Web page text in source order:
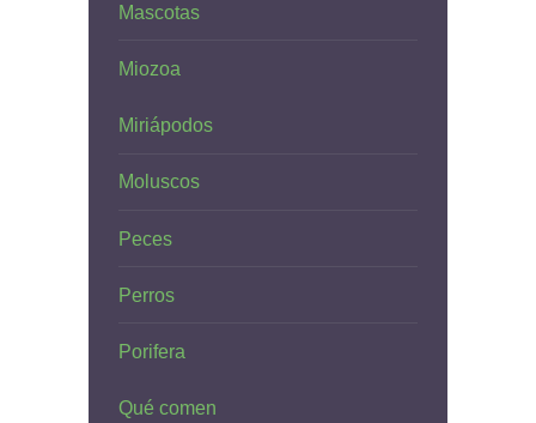
Mascotas
Miozoa
Miriápodos
Moluscos
Peces
Perros
Porifera
Qué comen